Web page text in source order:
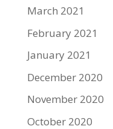
March 2021
February 2021
January 2021
December 2020
November 2020
October 2020